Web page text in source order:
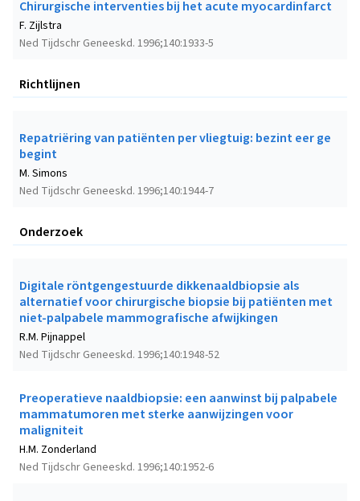
Chirurgische interventies bij het acute myocardinfarct
Ned Tijdschr Geneeskd. 1996;140:1933-5
F. Zijlstra
Richtlijnen
Repatriëring van patiënten per vliegtuig: bezint eer ge
begint
Ned Tijdschr Geneeskd. 1996;140:1944-7
M. Simons
Onderzoek
Digitale röntgengestuurde dikkenaaldbiopsie als
alternatief voor chirurgische biopsie bij patiënten met
niet-palpabele mammografische afwijkingen
Ned Tijdschr Geneeskd. 1996;140:1948-52
R.M. Pijnappel
Preoperatieve naaldbiopsie: een aanwinst bij palpabele
mammatumoren met sterke aanwijzingen voor
maligniteit
Ned Tijdschr Geneeskd. 1996;140:1952-6
H.M. Zonderland